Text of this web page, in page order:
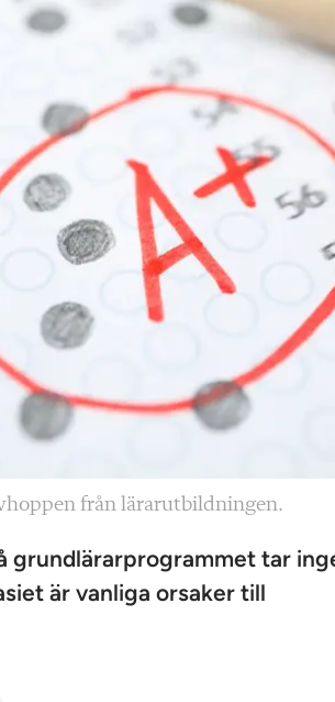
från lärarutbildningen.
grundlärarprogrammet tar
är vanliga orsaker till